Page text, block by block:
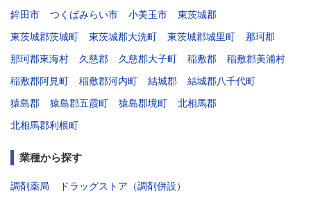
鉾田市
つくばみらい市 小美玉市
東茨城郡
東茨城郡茨城町
東茨城郡大洗町 東茨城郡城里町
那珂郡
那珂郡東海村
久慈郡 久慈郡大子町 稲敷郡
稲敷郡美浦村
稲敷郡阿見町
稲敷郡河内町 結城郡
結城郡八千代町
猿島郡
猿島郡五霞町 猿島郡境町
北相馬郡
北相馬郡利根町
業種から探す
調剤薬局
ドラッグストア（調剤併設）